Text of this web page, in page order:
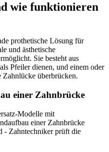
wie funktionieren
prothetische Lösung für
und ästhetische
Sie besteht aus
Pfeiler dienen, und einem oder
überbrücken.
einer Zahnbrücke
- Zahntechniker prüft die